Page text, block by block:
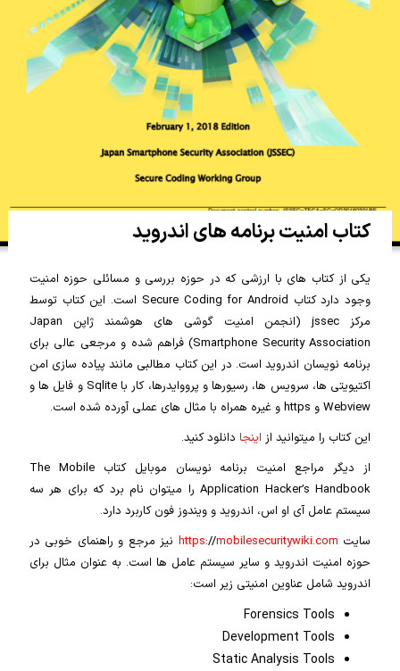
کتاب امنیت برنامه های اندروید
یکی از کتاب های با ارزشی که در حوزه بررسی و مسائلی حوزه امنیت
وجود دارد کتاب Secure Coding for Android است. این کتاب توسط
مرکز jssec (انجمن امنیت گوشی های هوشمند ژاپن Japan
Smartphone Security Association) فراهم شده و مرجعی عالی برای
برنامه نویسان اندروید است. در این کتاب مطالبی مانند پیاده سازی امن
اکتیویتی ها، سرویس ها، رسیورها و پرووایدرها، کار با Sqlite و فایل ها و
Webview و https و غیره همراه با مثال های عملی آورده شده است.
این کتاب را میتوانید از اینجادانلود کنید.
از دیگر مراجع امنیت برنامه نویسان موبایل کتاب The Mobile
Application Hacker’s Handbook را میتوان نام برد که برای هر سه
سیستم عامل آی او اس، اندروید و ویندوز فون کاربرد دارد.
سایت
https://mobilesecuritywiki.com
نیز مرجع و راهنمای خوبی در
حوزه امنیت اندروید و سایر سیستم عامل ها است. به عنوان مثال برای
اندروید شامل عناوین امنیتی زیر است:
Forensics Tools
Development Tools
Static Analysis Tools